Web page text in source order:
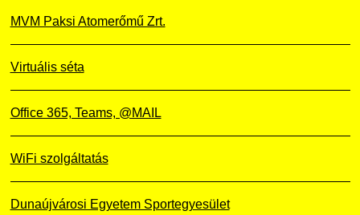
MVM Paksi Atomerőmű Zrt.
Virtuális séta
Office 365, Teams, @MAIL
WiFi szolgáltatás
Dunaújvárosi Egyetem Sportegyesület